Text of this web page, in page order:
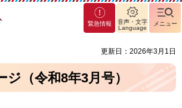
緊急情報
音声・文字
Language
メニュー
更新日：2026年3月1日
（令和8年3月号）